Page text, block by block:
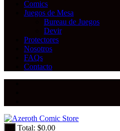
Comics
Juegos de Mesa
Bureau de Juegos
Devir
Protectores
Nosotros
FAQs
Contacto
Total: $0.00